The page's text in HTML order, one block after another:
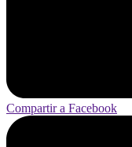
Compartir a Facebook